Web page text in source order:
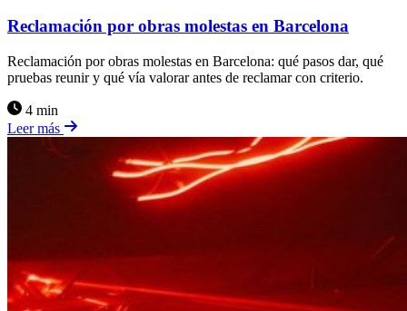
Reclamación por obras molestas en Barcelona
Reclamación por obras molestas en Barcelona: qué pasos dar, qué
pruebas reunir y qué vía valorar antes de reclamar con criterio.
4 min
Leer más